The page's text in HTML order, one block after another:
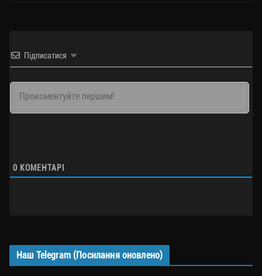
Підписатися
0 КОМЕНТАРІ
Наш Telegram (Посилання оновлено)